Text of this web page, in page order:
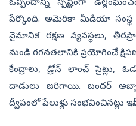
ఒప్పందాన్ని స్పష్టంగా
పేర్కొంది. అమెరికా మీడియా సంస్థ
వైమానిక రక్షణ వ్యవస్థలు,
నుండి గగనతలానికి ప్రయోగించే
కేంద్రాలు, డ్రోన్ లాంచ్ సైట్లు,
దాడులు జరిగాయి. బందర్
ద్వీపంలో పేలుళ్లు